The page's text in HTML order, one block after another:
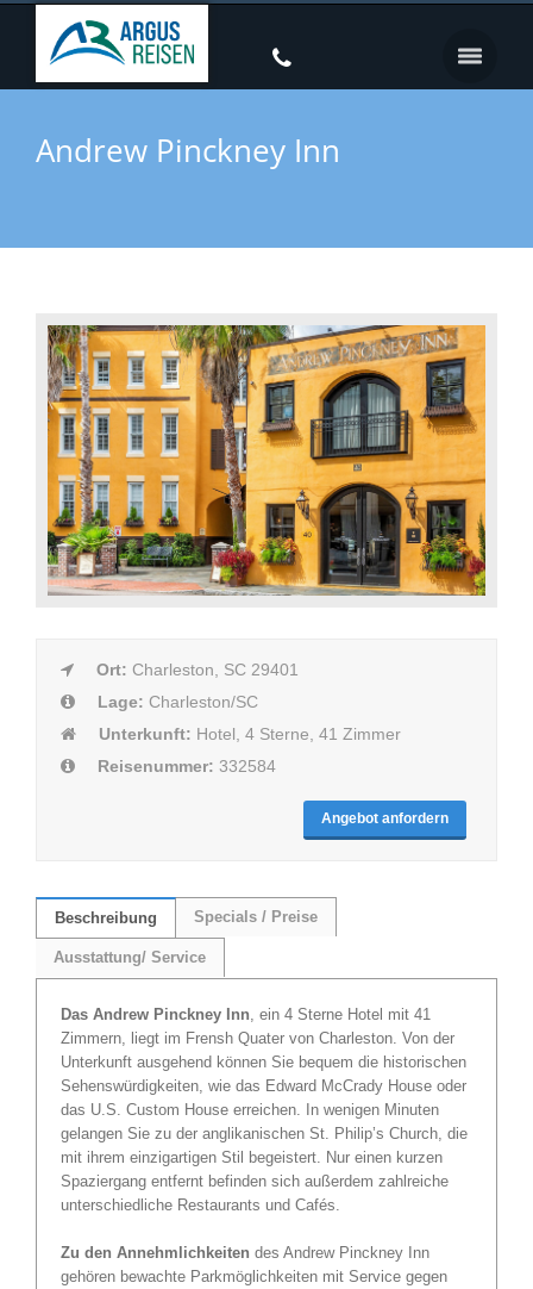
Andrew Pinckney Inn
Ort: Charleston, SC 29401
Lage: Charleston/SC
Unterkunft: Hotel, 4 Sterne, 41 Zimmer
Reisenummer: 332584
Angebot anfordern
Beschreibung Specials / Preise
Ausstattung/ Service
Das Andrew Pinckney Inn , ein 4 Sterne Hotel mit 41
Zimmern, liegt im Frensh Quater von Charleston. Von der
Unterkunft ausgehend können Sie bequem die historischen
Sehenswürdigkeiten, wie das Edward McCrady House oder
das U.S. Custom House erreichen. In wenigen Minuten
gelangen Sie zu der anglikanischen St. Philip’s Church, die
mit ihrem einzigartigen Stil begeistert. Nur einen kurzen
Spaziergang entfernt befinden sich außerdem zahlreiche
unterschiedliche Restaurants und Cafés.
Zu den Annehmlichkeiten des Andrew Pinckney Inn
gehören bewachte Parkmöglichkeiten mit Service gegen